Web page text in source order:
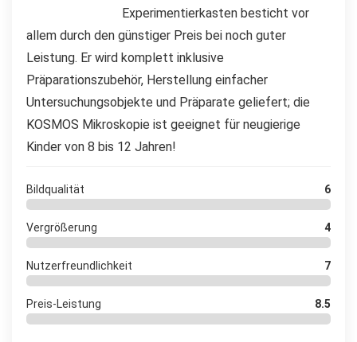
Experimentierkasten besticht vor
allem durch den günstiger Preis bei noch guter
Leistung. Er wird komplett inklusive
Präparationszubehör, Herstellung einfacher
Untersuchungsobjekte und Präparate geliefert; die
KOSMOS Mikroskopie ist geeignet für neugierige
Kinder von 8 bis 12 Jahren!
Bildqualität 6
Vergrößerung 4
Nutzerfreundlichkeit 7
Preis-Leistung 8.5